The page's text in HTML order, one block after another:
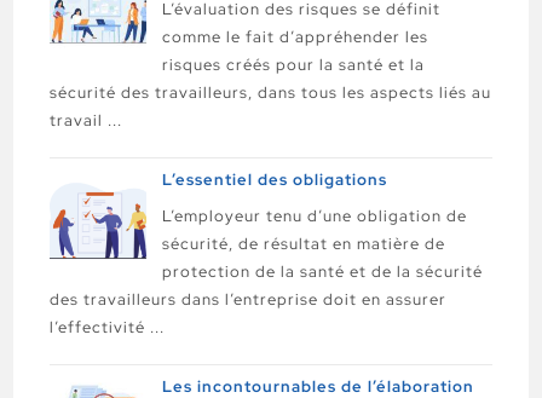
L’évaluation des risques se définit
comme le fait d’appréhender les
risques créés pour la santé et la
sécurité des travailleurs, dans tous les aspects liés au
travail ...
L’essentiel des obligations
L’employeur tenu d’une obligation de
sécurité, de résultat en matière de
protection de la santé et de la sécurité
des travailleurs dans l’entreprise doit en assurer
l’effectivité ...
Les incontournables de l’élaboration